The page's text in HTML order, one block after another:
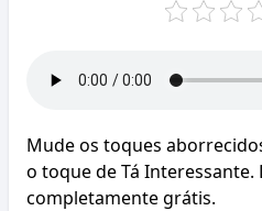
Mude os toques
o toque de Tá Interessante.
completamente grátis.